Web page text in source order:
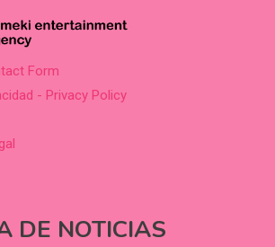
Form
- Privacy Policy
DE NOTICIAS